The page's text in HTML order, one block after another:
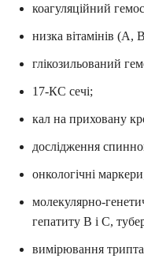
коагуляційний
низка вітамінів
глікозильований
17-КС сечі;
кал на приховану
дослідження
онкологічні
молекулярно-
гепатиту В і С,
вимірювання